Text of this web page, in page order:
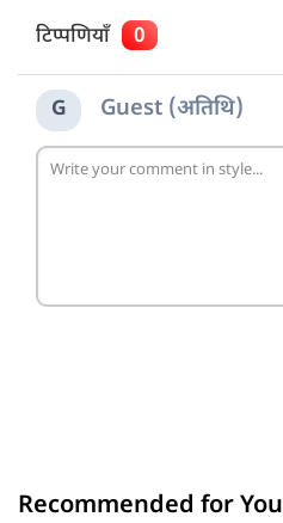
टिप्पणियाँ 0
G Guest (अतिथि)
Recommended for You